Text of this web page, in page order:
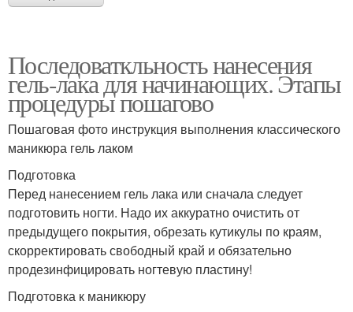
Последоваткльность нанесения
гель-лака для начинающих. Этапы
процедуры пошагово
Пошаговая фото инструкция выполнения классического
маникюра гель лаком
Подготовка
Перед нанесением гель лака или сначала следует
подготовить ногти. Надо их аккуратно очистить от
предыдущего покрытия, обрезать кутикулы по краям,
скорректировать свободный край и обязательно
продезинфицировать ногтевую пластину!
Подготовка к маникюру